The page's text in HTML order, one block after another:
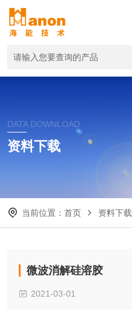
DATA DOWNLOAD
资料下载
当前位置： 首页 资料下载
微波消解硅溶胶
2021-03-01